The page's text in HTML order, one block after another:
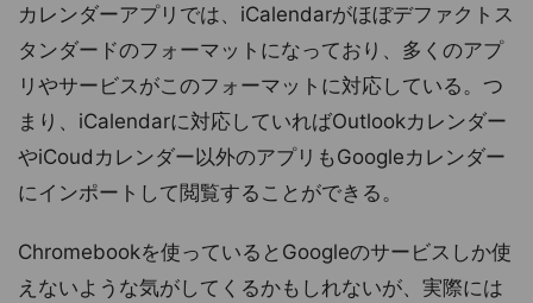
カレンダーアプリでは、iCalendarがほぼデファクトス
タンダードのフォーマットになっており、多くのアプ
リやサービスがこのフォーマットに対応している。つ
まり、iCalendarに対応していればOutlookカレンダー
やiCoudカレンダー以外のアプリもGoogleカレンダー
にインポートして閲覧することができる。
Chromebookを使っているとGoogleのサービスしか使
えないような気がしてくるかもしれないが、実際には